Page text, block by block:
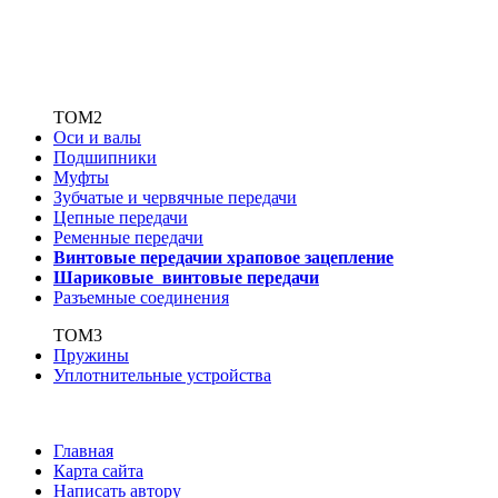
ТОМ2
Оси и валы
Подшипники
Муфты
Зубчатые и червячные передачи
Цепные передачи
Ременные передачи
Винтовые передачии храповое зацепление
Шариковые винтовые передачи
Разъемные соединения
ТОМ3
Пружины
Уплотнительные устройства
Главная
Карта сайта
Написать автору